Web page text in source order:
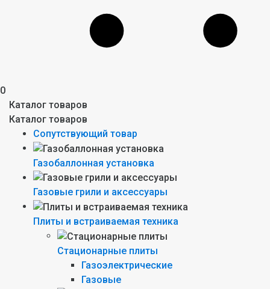
0
Каталог товаров
Каталог товаров
Сопутствующий товар
Газобаллонная установка
Газовые грили и аксессуары
Плиты и встраиваемая техника
Стационарные плиты
Газоэлектрические
Газовые